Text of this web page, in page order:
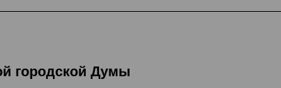
городской Думы